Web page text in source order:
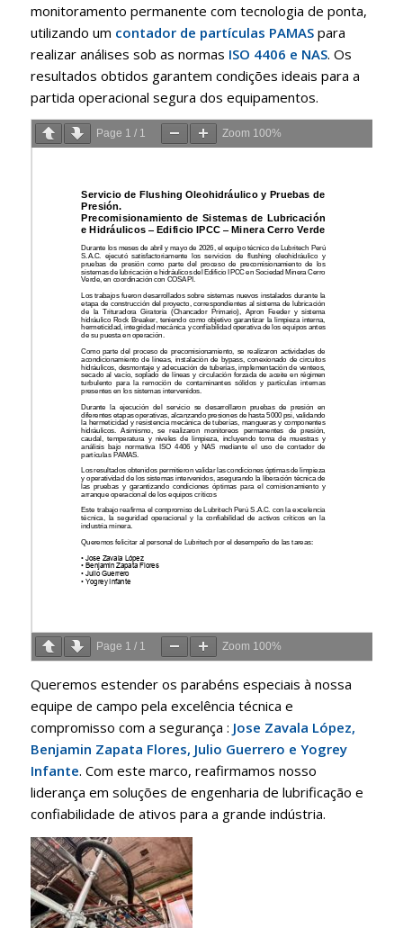
monitoramento permanente com tecnologia de ponta,
utilizando um contador de partículas PAMASpara
realizar análises sob as normas ISO 4406 e NAS. Os
resultados obtidos garantem condições ideais para a
partida operacional segura dos equipamentos.
Page 1 / 1 Zoom 100%
Page 1 / 1 Zoom 100%
Queremos estender os parabéns especiais à nossa
equipe de campo pela excelência técnica e
compromisso com a segurança : Jose Zavala López,
Benjamin Zapata Flores, Julio Guerrero e Yogrey
Infante. Com este marco, reafirmamos nosso
liderança em soluções de engenharia de lubrificação e
confiabilidade de ativos para a grande indústria.